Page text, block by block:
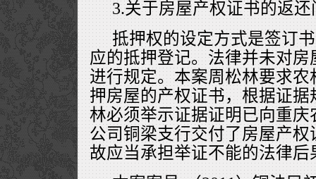
3.关于房屋产权证书的返还
抵押权的设定方式是签订
应的抵押登记。法律并未对
进行规定。本案周松林要求
押房屋的产权证书，根据证
林必须举示证据证明已向重
公司铜梁支行交付了房屋产
故应当承担举证不能的法律后